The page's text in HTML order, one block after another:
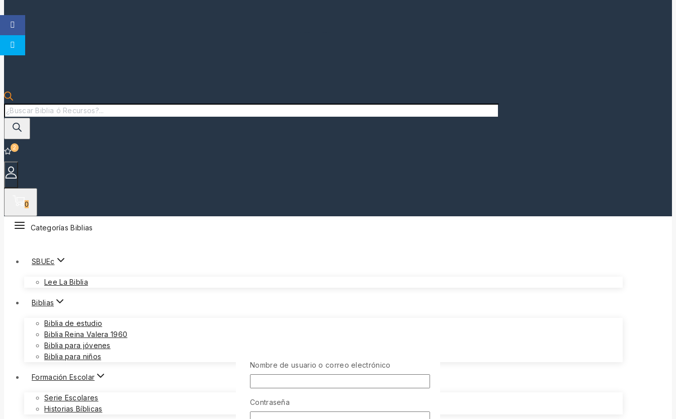
2
0
Categorías Biblias
SBUEc
Lee La Biblia
Biblias
Biblia de estudio
Biblia Reina Valera 1960
Biblia para jóvenes
Biblia para niños
Formación Escolar
Serie Escolares
Historias Bíblicas
Nombre de usuario o correo electrónico
Contraseña